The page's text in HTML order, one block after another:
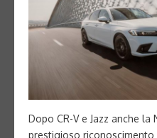
Dopo CR-V e Jazz anche la
prestigioso